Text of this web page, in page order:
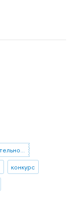
общественная деятельность
конкурс